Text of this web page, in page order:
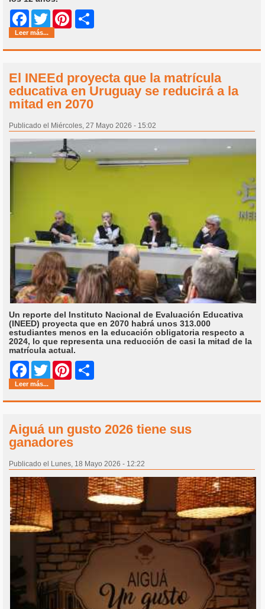
Facebook
Twitter Pinterest
Leer más...
El INEEd proyecta que la matrícula
educativa en Uruguay se reducirá a la
mitad en 2070
Publicado el Miércoles, 27 Mayo 2026 - 15:02
Un reporte del Instituto Nacional de Evaluación Educativa
(INEED) proyecta que en 2070 habrá unos 313.000
estudiantes menos en la educación obligatoria respecto a
2024, lo que representa una reducción de casi la mitad de la
matrícula actual.
Facebook
Twitter Pinterest
Leer más...
Aiguá un gusto 2026 tiene sus
ganadores
Publicado el Lunes, 18 Mayo 2026 - 12:22